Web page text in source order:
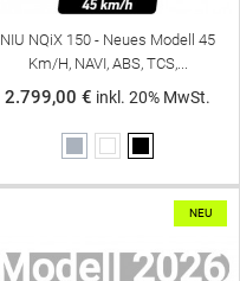
NIU NQiX 150 - Neues Modell 45
Km/h, NAVI, ABS, TCS,...
2.799,00 € inkl. 20% MwSt.
GrauWeiß
NEU